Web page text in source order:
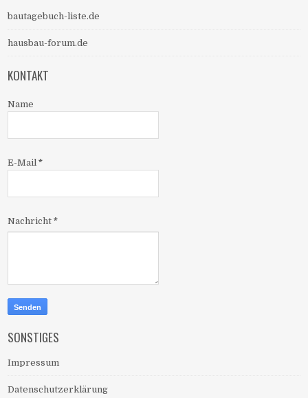
bautagebuch-liste.de
hausbau-forum.de
KONTAKT
Name
E-Mail*
Nachricht*
SONSTIGES
Impressum
Datenschutzerklärung